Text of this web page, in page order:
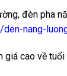
đèn pha
den-nang-
cao về tuổi